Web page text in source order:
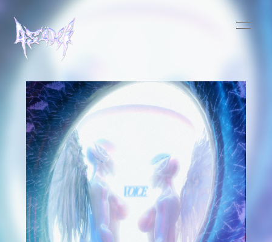
INFORMATION
MUSIC
VIDEO
BIOGRAPHY